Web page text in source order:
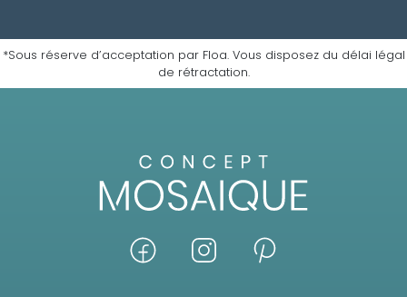
*Sous réserve d’acceptation par Floa. Vous disposez du délai légal
de rétractation.